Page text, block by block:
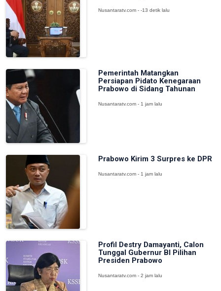
Nusantaratv.com - -13 detik lalu
Pemerintah Matangkan
Persiapan Pidato Kenegaraan
Prabowo di Sidang Tahunan
Nusantaratv.com - 1 jam lalu
Prabowo Kirim 3 Surpres ke DPR
Nusantaratv.com - 1 jam lalu
Profil Destry Damayanti, Calon
Tunggal Gubernur BI Pilihan
Presiden Prabowo
Nusantaratv.com - 2 jam lalu